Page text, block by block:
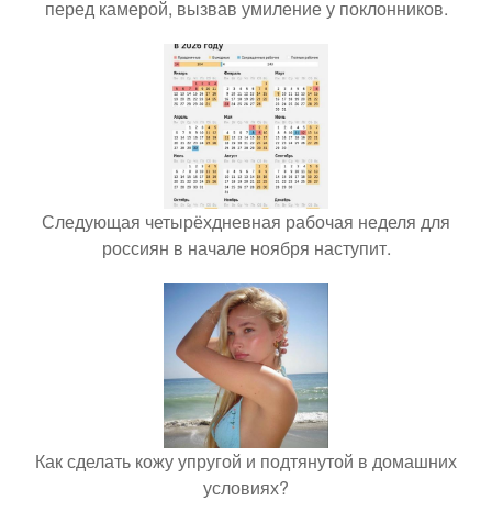
перед камерой, вызвав умиление у поклонников.
Следующая четырёхдневная рабочая неделя для
россиян в начале ноября наступит.
Как сделать кожу упругой и подтянутой в домашних
условиях?